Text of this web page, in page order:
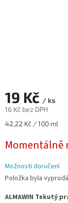
19 Kč / ks
16 Kč bez DPH
Měrná
42,22 Kč / 100 ml
Momentálně
Možnosti doručení
Položka byla
ALMAWIN Tekutý